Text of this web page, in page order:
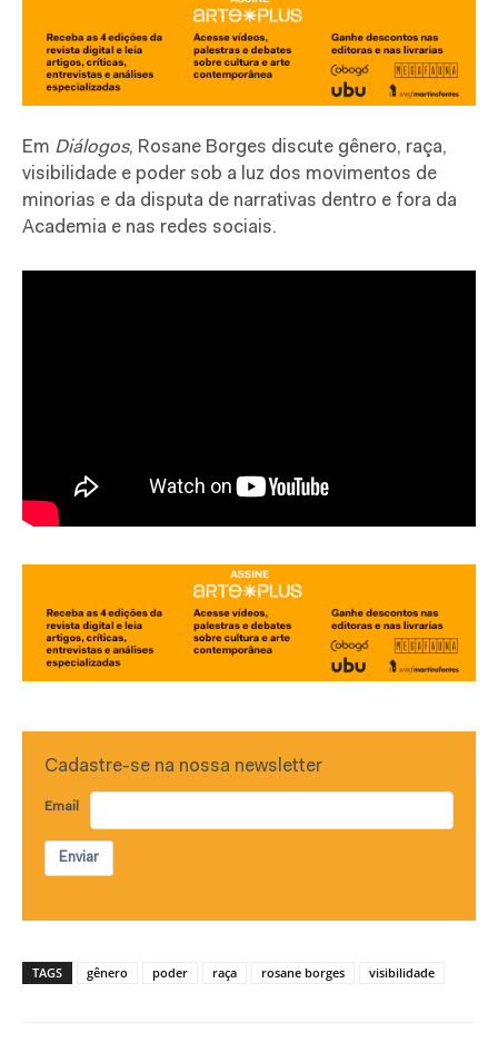
Em Diálogos, Rosane Borges discute gênero, raça,
visibilidade e poder sob a luz dos movimentos de
minorias e da disputa de narrativas dentro e fora da
Academia e nas redes sociais.
Cadastre-se na nossa newsletter
Email
Enviar
TAGS gênero poder raça rosane borges visibilidade